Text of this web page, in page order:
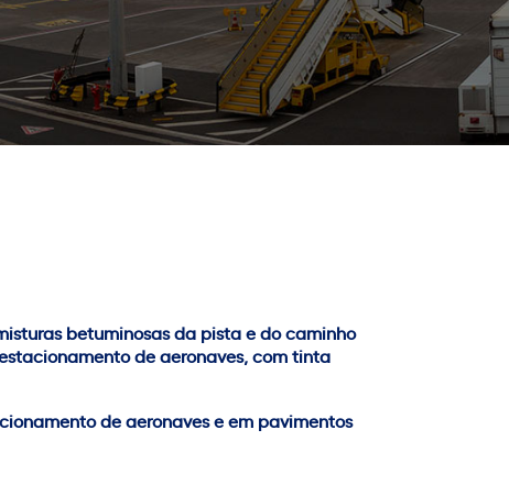
betuminosas da pista e do caminho
de aeronaves, com tinta
de aeronaves e em pavimentos